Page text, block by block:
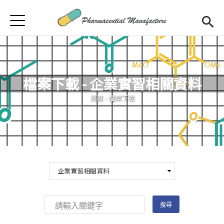
首頁
首頁
最新消息
學程簡介
Open
師資陣容
課程規劃
檔案下載
Jump to Navigation
Jump to Main content
檔案下載 - 企業實習相關資料
您在這裡
首頁 - 檔案下載